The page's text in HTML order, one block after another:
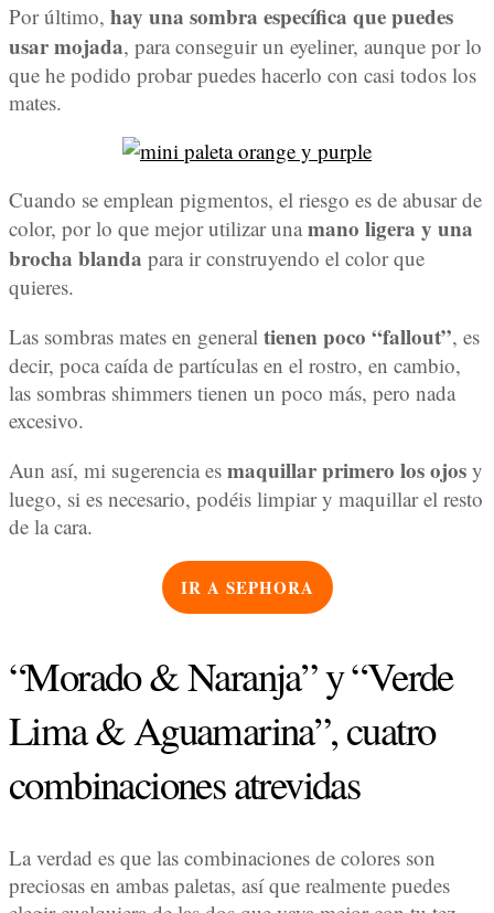
Por último, hay una sombra específica que puedes
usar mojada, para conseguir un eyeliner, aunque por lo
que he podido probar puedes hacerlo con casi todos los
mates.
Cuando se emplean pigmentos, el riesgo es de abusar de
color, por lo que mejor utilizar una mano ligera y una
brocha blanda para ir construyendo el color que
quieres.
Las sombras mates en general tienen poco “fallout”, es
decir, poca caída de partículas en el rostro, en cambio,
las sombras shimmers tienen un poco más, pero nada
excesivo.
Aun así, mi sugerencia es maquillar primero los ojos y
luego, si es necesario, podéis limpiar y maquillar el resto
de la cara.
IR A SEPHORA
“Morado & Naranja” y “Verde
Lima & Aguamarina”, cuatro
combinaciones atrevidas
La verdad es que las combinaciones de colores son
preciosas en ambas paletas, así que realmente puedes